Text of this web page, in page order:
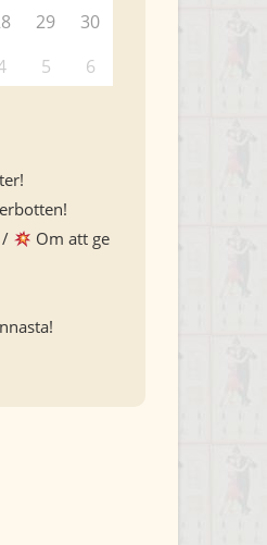
29
30
5 6
/
Om att ge